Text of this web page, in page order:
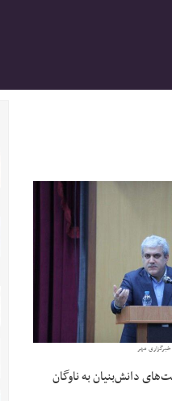
خبرگزاری مهر
دانش‌بنیان به ناوگان